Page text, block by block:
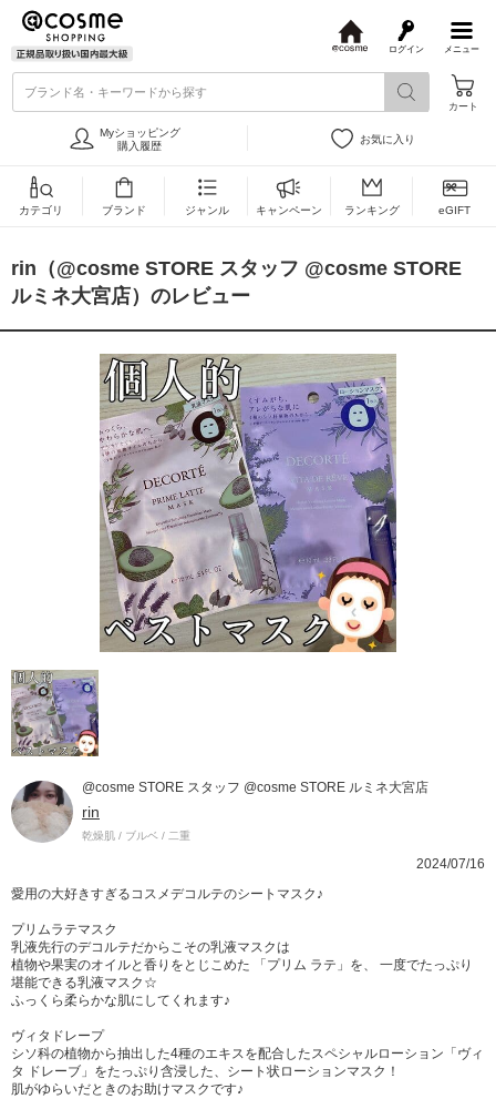
メニュー
ログイン
s
ブランド名・キーワードから探す
カート
Myショッピング
購入履歴
お気に入り
カテゴリ ブランド ジャンル キャンペーン ランキング eGIFT
rin（@cosme STORE スタッフ @cosme STORE
ルミネ大宮店）のレビュー
@cosme STORE スタッフ @cosme STORE ルミネ大宮店
rin
乾燥肌 / ブルベ / 二重
2024/07/16
愛用の大好きすぎるコスメデコルテのシートマスク♪
プリムラテマスク
乳液先行のデコルテだからこその乳液マスクは
植物や果実のオイルと香りをとじこめた 「プリム ラテ」を、 一度でたっぷり
堪能できる乳液マスク☆
ふっくら柔らかな肌にしてくれます♪
ヴィタドレープ
シソ科の植物から抽出した4種のエキスを配合したスペシャルローション「ヴィ
タ ドレーブ」をたっぷり含浸した、シート状ローションマスク！
肌がゆらいだときのお助けマスクです♪